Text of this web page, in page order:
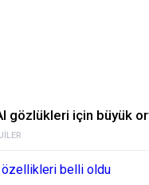
gözlükleri için büyük